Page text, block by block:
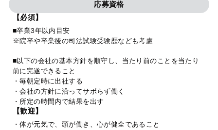
応募資格
【必須】
■卒業3年以内目安
※院卒や卒業後の司法試験受験歴なども考慮
■以下の会社の基本方針を順守し、当たり前のことを当たり
前に完遂できること
・毎朝定時に出社する
・会社の方針に沿ってサボらず働く
・所定の時間内で結果を出す
【歓迎】
・体が元気で、頭が働き、心が健全であること